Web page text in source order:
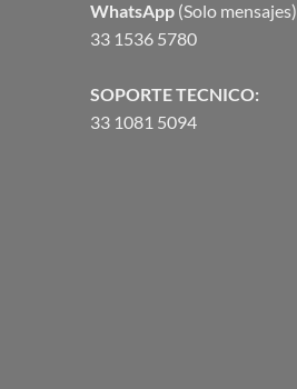
WhatsApp (Solo mensajes)
33 1536 5780
SOPORTE TECNICO:
33 1081 5094